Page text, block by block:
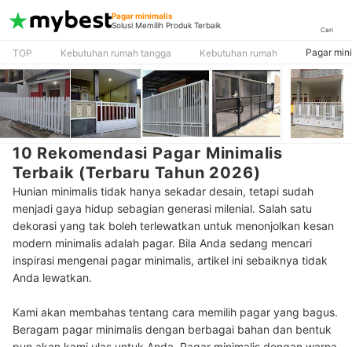
Pagar minimalis
Solusi Memilih Produk Terbaik
Cari
TOP Kebutuhan rumah tangga Kebutuhan rumah Pagar
10 Rekomendasi Pagar Minimalis
Terbaik (Terbaru Tahun 2026)
Hunian minimalis tidak hanya sekadar desain, tetapi sudah
menjadi gaya hidup sebagian generasi milenial. Salah satu
dekorasi yang tak boleh terlewatkan untuk menonjolkan kesan
modern minimalis adalah pagar. Bila Anda sedang mencari
inspirasi mengenai pagar minimalis, artikel ini sebaiknya tidak
Anda lewatkan.
Kami akan membahas tentang cara memilih pagar yang bagus.
Beragam pagar minimalis dengan berbagai bahan dan bentuk